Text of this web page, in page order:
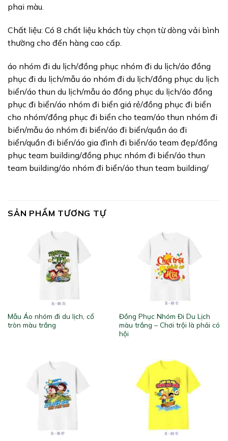
phai màu.
Chất liệu: Có 8 chất liệu khách tùy chọn từ dòng vải bình
thường cho đến hàng cao cấp.
áo nhóm đi du lịch/đồng phục nhóm đi du lịch/áo đồng
phục đi du lịch/mẫu áo nhóm đi du lịch/đồng phục du lịch
biển/áo thun du lịch/mẫu áo đồng phục du lịch/áo đồng
phục đi biển/áo nhóm đi biển giá rẻ/đồng phục đi biển
cho nhóm/đồng phục đi biển cho team/áo thun nhóm đi
biển/mẫu áo nhóm đi biển/áo đi biển/quần áo đi
biển/quần đi biển/áo gia đình đi biển/áo team đẹp/đồng
phục team building/đồng phục nhóm đi biển/áo thun
team building/áo nhóm đi biển/áo thun team building/
SẢN PHẨM TƯƠNG TỰ
Mẫu Áo nhóm đi du lịch, cổ
tròn màu trắng
Đồng Phục Nhóm Đi Du Lịch
màu trắng – Chơi trội là phải có
hội